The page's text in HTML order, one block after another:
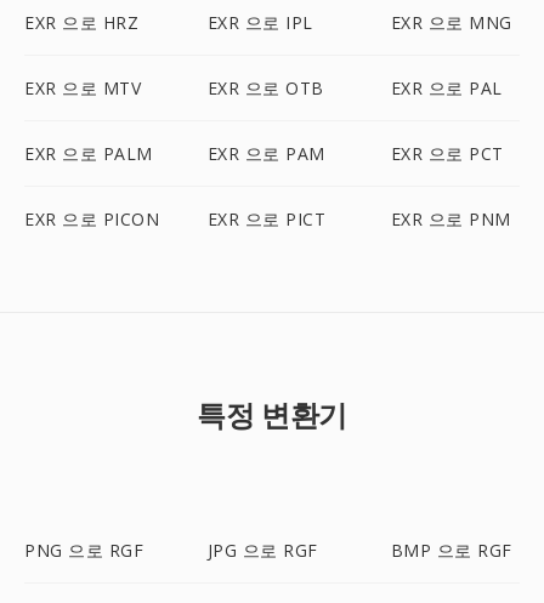
EXR 으로 HRZ EXR 으로 IPL EXR 으로 MNG
EXR 으로 MTV EXR 으로 OTB EXR 으로 PAL
EXR 으로 PALM EXR 으로 PAM EXR 으로 PCT
EXR 으로 PICON EXR 으로 PICT EXR 으로 PNM
특정 변환기
PNG 으로 RGF JPG 으로 RGF BMP 으로 RGF